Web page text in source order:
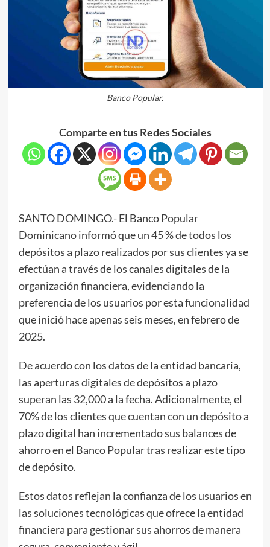
Banco Popular.
Comparte en tus Redes Sociales
SANTO DOMINGO.- El Banco Popular
Dominicano informó que un 45 % de todos los
depósitos a plazo realizados por sus clientes ya se
efectúan a través de los canales digitales de la
organización financiera, evidenciando la
preferencia de los usuarios por esta funcionalidad
que inició hace apenas seis meses, en febrero de
2025.
De acuerdo con los datos de la entidad bancaria,
las aperturas digitales de depósitos a plazo
superan las 32,000 a la fecha. Adicionalmente, el
70% de los clientes que cuentan con un depósito a
plazo digital han incrementado sus balances de
ahorro en el Banco Popular tras realizar este tipo
de depósito.
Estos datos reflejan la confianza de los usuarios en
las soluciones tecnológicas que ofrece la entidad
financiera para gestionar sus ahorros de manera